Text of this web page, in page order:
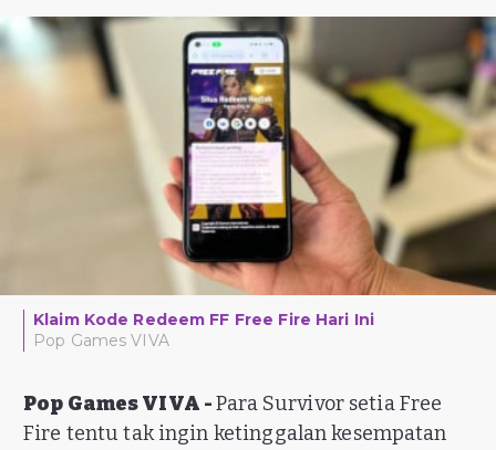
Klaim Kode Redeem FF Free Fire Hari Ini
Pop Games VIVA
Pop Games VIVA -Para Survivor setia Free
Fire tentu tak ingin ketinggalan kesempatan